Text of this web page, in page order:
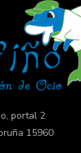
portal 2
15960